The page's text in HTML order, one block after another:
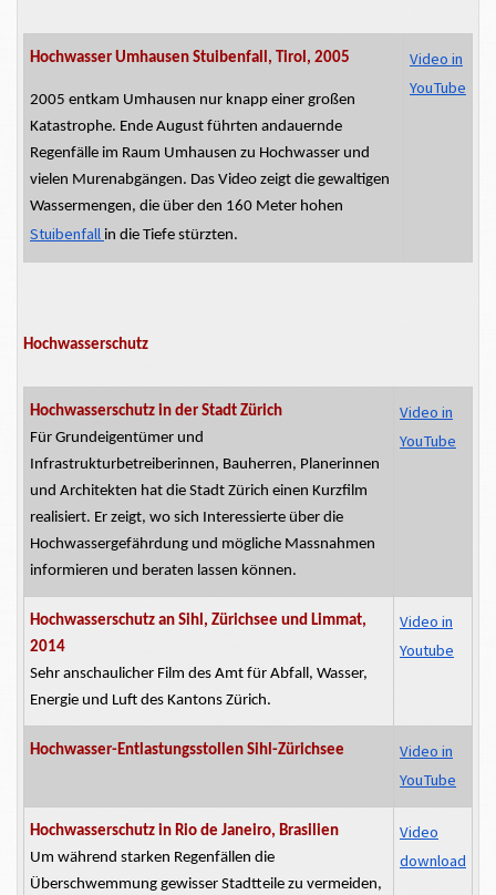
Hochwasser Umhausen Stuibenfall, Tirol, 2005
2005 entkam Umhausen nur knapp einer großen
Katastrophe. Ende August führten andauernde
Regenfälle im Raum Umhausen zu Hochwasser und
vielen Murenabgängen. Das Video zeigt die gewaltigen
Wassermengen, die über den 160 Meter hohen
Stuibenfall in die Tiefe stürzten.
Video in
YouTube
Hochwasserschutz
Hochwasserschutz in der Stadt Zürich
Für Grundeigentümer und
Infrastrukturbetreiberinnen, Bauherren, Planerinnen
und Architekten hat die Stadt Zürich einen Kurzfilm
realisiert. Er zeigt, wo sich Interessierte über die
Hochwassergefährdung und mögliche Massnahmen
informieren und beraten lassen können.
Video in
YouTube
Hochwasserschutz an Sihl, Zürichsee und Limmat,
2014
Sehr anschaulicher Film des Amt für Abfall, Wasser,
Energie und Luft des Kantons Zürich.
Video in
Youtube
Hochwasser-Entlastungsstollen Sihl-Zürichsee
Video in
YouTube
Hochwasserschutz in Rio de Janeiro, Brasilien
Um während starken Regenfällen die
Überschwemmung gewisser Stadtteile zu vermeiden,
Video
download